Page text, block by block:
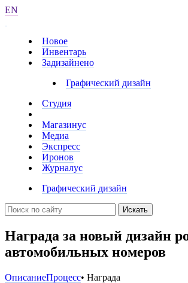
EN
Новое
Инвентарь
Задизайнено
Графический дизайн
Студия
Магазинус
Медиа
Экспресс
Иронов
Журналус
Графический дизайн
Искать
Награда за новый дизайн
автомобильных номеров
ОписаниеПроцесс• Награда